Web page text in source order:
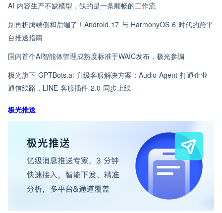
AI 内容生产不缺模型，缺的是一条顺畅的工作流
别再折腾端侧和后端了！Android 17 与 HarmonyOS 6 时代的跨平
台推送指南
国内首个AI智能体管理成熟度标准于WAIC发布，极光参编
极光旗下 GPTBots.ai 升级客服解决方案：Audio Agent 打通企业
通信线路，LINE 客服插件 2.0 同步上线
极光推送